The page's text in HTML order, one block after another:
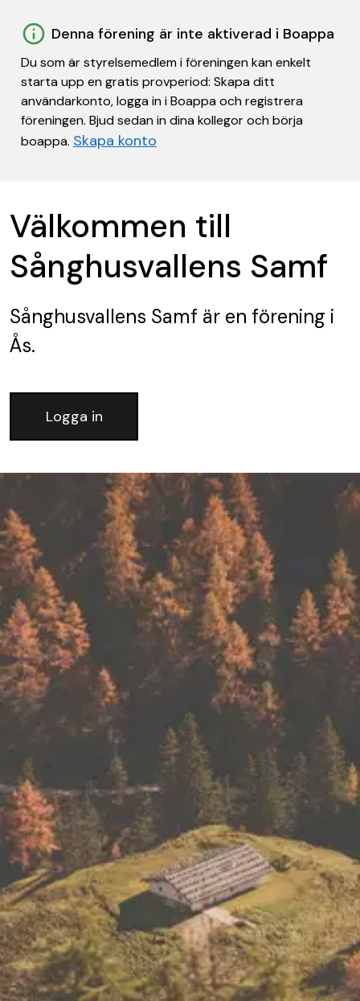
Denna förening är inte aktiverad i Boappa
Du som är styrelsemedlem i föreningen kan enkelt
starta upp en gratis provperiod: Skapa ditt
användarkonto, logga in i Boappa och registrera
föreningen. Bjud sedan in dina kollegor och börja
boappa. Skapa konto
Välkommen till
Sånghusvallens Samf
Sånghusvallens Samf är en förening i
Ås.
Logga in